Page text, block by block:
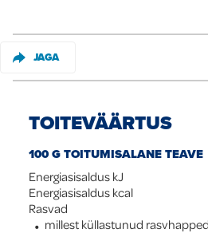
JAGA
TOITEVÄÄRTUS
100 G TOITUMISALANE TEAVE
Energiasisaldus kJ
Energiasisaldus kcal
Rasvad
millest küllastunud rasvhapped